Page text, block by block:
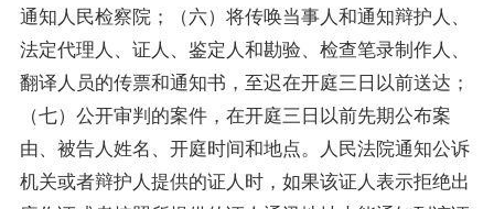
通知人民检察院；（六）将传唤当事人和通知辩护人、
法定代理人、证人、鉴定人和勘验、检查笔录制作人、
翻译人员的传票和通知书，至迟在开庭三日以前送达；
（七）公开审判的案件，在开庭三日以前先期公布案
由、被告人姓名、开庭时间和地点。人民法院通知公诉
机关或者辩护人提供的证人时，如果该证人表示拒绝出